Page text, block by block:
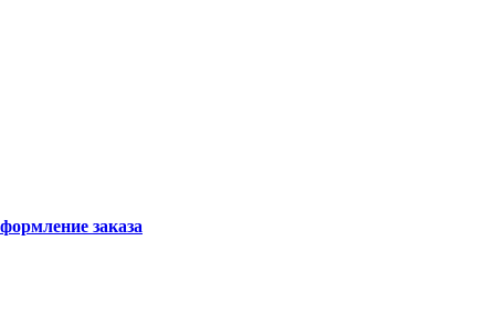
заказа